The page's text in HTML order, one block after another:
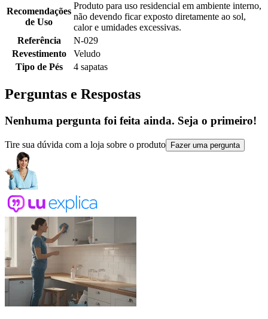
Recomendações
de Uso
Produto para uso residencial em ambiente interno,
não devendo ficar exposto diretamente ao sol,
calor e umidades excessivas.
Referência
N-029
Revestimento
Veludo
Tipo de Pés
4 sapatas
Perguntas e Respostas
Nenhuma pergunta foi feita ainda. Seja o primeiro!
Tire sua dúvida com a loja sobre o produto Fazer uma pergunta